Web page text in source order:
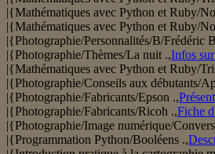
|{Mathématiques avec Python et Ruby/
|{Mathématiques avec Python et Ruby/
|{Photographie/Personnalités/B/Frédéric
|{Photographie/Thèmes/La nuit .,Infos
|{Mathématiques avec Python et Ruby/
|{Photographie/Conseils aux débutants/
|{Photographie/Fabricants/Epson .,
|{Photographie/Fabricants/Ricoh .,Fiche
|{Photographie/Image numérique/
|{Programmation Python/Booléens .,